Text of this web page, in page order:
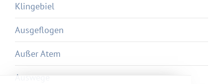
Klingebiel
Ausgeflogen
Außer Atem
Auswege